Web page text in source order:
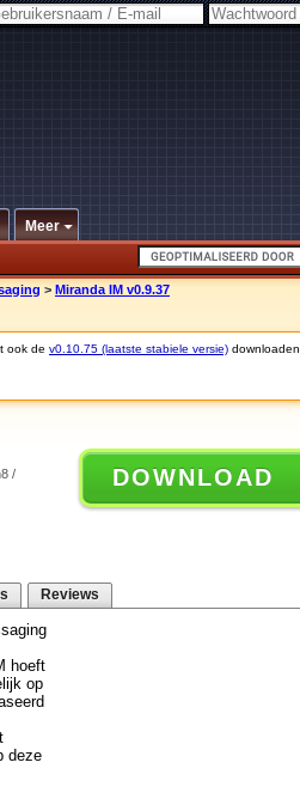
Meer
> Miranda IM v0.9.37
ook de v0.10.75 (laatste stabiele versie) downloaden.
/
DOWNLOAD
Reviews
hoeft
op
deze